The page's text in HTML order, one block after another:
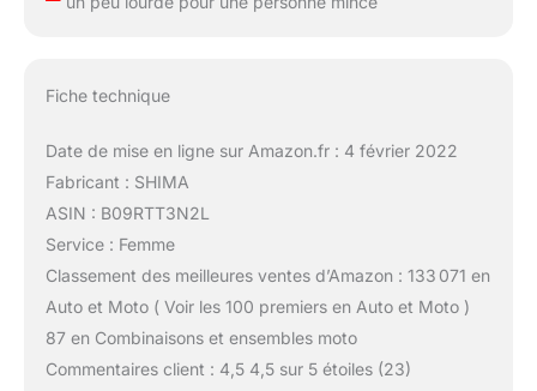
Fiche technique
Date de mise en ligne sur Amazon.fr : 4 février 2022
Fabricant : SHIMA
ASIN : B09RTT3N2L
Service : Femme
Classement des meilleures ventes d’Amazon : 133 071 en
Auto et Moto ( Voir les 100 premiers en Auto et Moto )
87 en Combinaisons et ensembles moto
Commentaires client : 4,5 4,5 sur 5 étoiles (23)